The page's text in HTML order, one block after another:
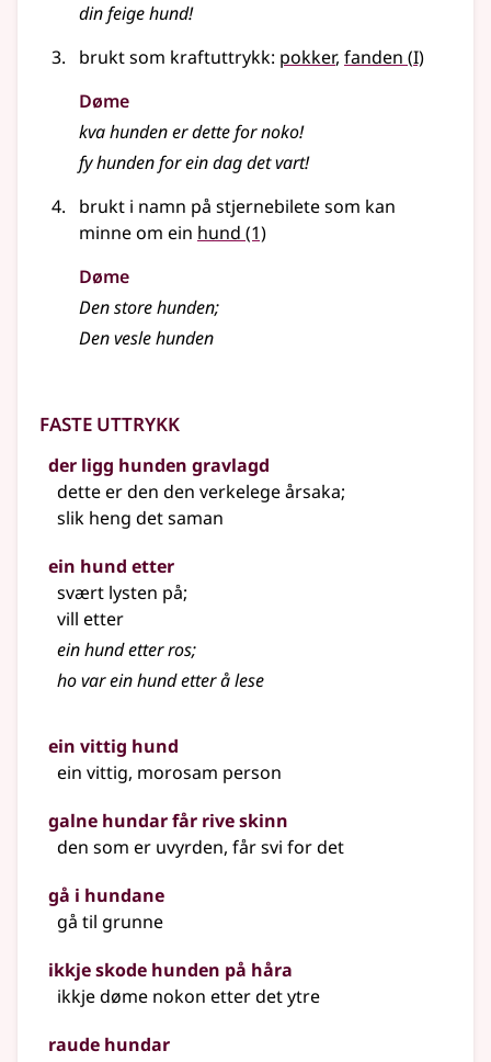
din feige hund!
brukt som kraftuttrykk: pokker, fanden (1
I)
Døme
kva hunden er dette for noko!
fy hunden for ein dag det vart!
brukt i namn på stjernebilete som kan
minne om ein hund (1)
Døme
Den store hunden;
Den vesle hunden
Faste uttrykk
der ligg hunden gravlagd
dette er den den verkelege årsaka;
slik heng det saman
ein hund etter
svært lysten på;
vill etter
ein hund etter ros;
ho var ein hund etter å lese
ein vittig hund
ein vittig, morosam person
galne hundar får rive skinn
den som er uvyrden, får svi for det
gå i hundane
gå til grunne
ikkje skode hunden på håra
ikkje døme nokon etter det ytre
raude hundar